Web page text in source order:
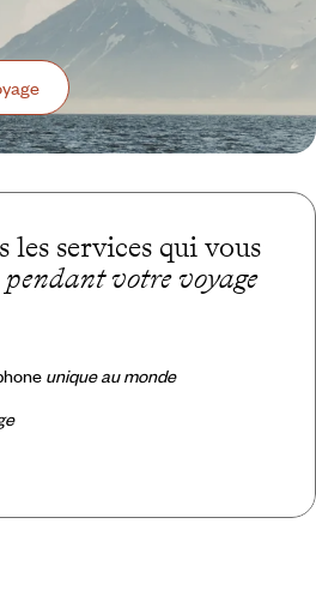
les services qui vous
pendant votre voyage
unique au monde